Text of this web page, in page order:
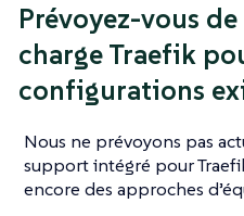
Prévoyez-vous
charge Traefik
configurations
Nous ne prévoyons pas
support intégré pour
encore des approches